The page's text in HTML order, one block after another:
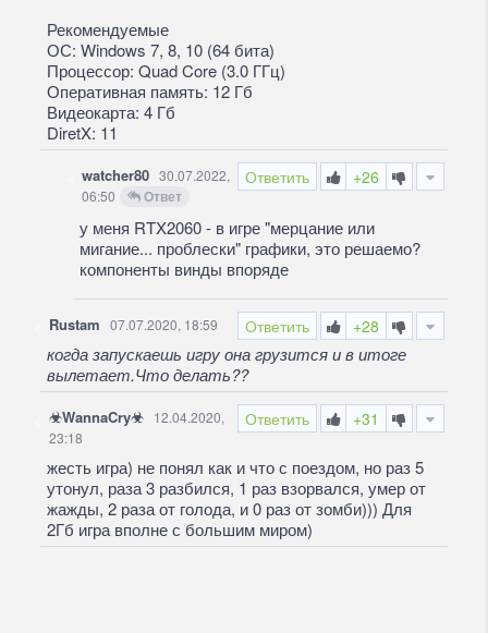
Рекомендуемые
ОС: Windows 7, 8, 10 (64 бита)
Процессор: Quad Core (3.0 ГГц)
Оперативная память: 12 Гб
Видеокарта: 4 Гб
DiretX: 11
Ответить +26
watcher80 30.07.2022,
06:50
Ответ
у меня RTX2060 - в игре "мерцание или
мигание... проблески" графики, это решаемо?
компоненты винды впоряде
Ответить +28
Rustam 07.07.2020, 18:59
когда запускаешь игру она грузится и в итоге
вылетает.Что делать??
Ответить +31
☣WannaCry☣ 12.04.2020,
23:18
жесть игра) не понял как и что с поездом, но раз 5
утонул, раза 3 разбился, 1 раз взорвался, умер от
жажды, 2 раза от голода, и 0 раз от зомби))) Для
2Гб игра вполне с большим миром)